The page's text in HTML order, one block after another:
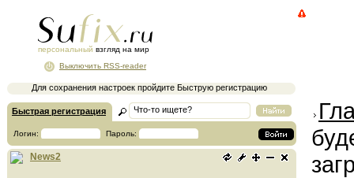
персональный взгляд на мир
Для сохранения настроек пройдите Быструю регистрацию
Выключить RSS-reader
Быстрая регистрация
Логин: Пароль:
News2